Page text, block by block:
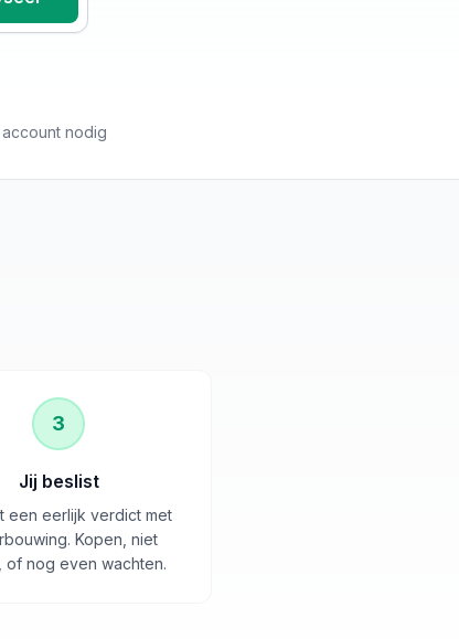
nodig
3
Jij beslist
een eerlijk verdict met
Kopen, niet
of nog even wachten.